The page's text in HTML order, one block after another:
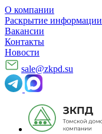
О компании
Раскрытие информации
Вакансии
Контакты
Новости
sale@zkpd.su